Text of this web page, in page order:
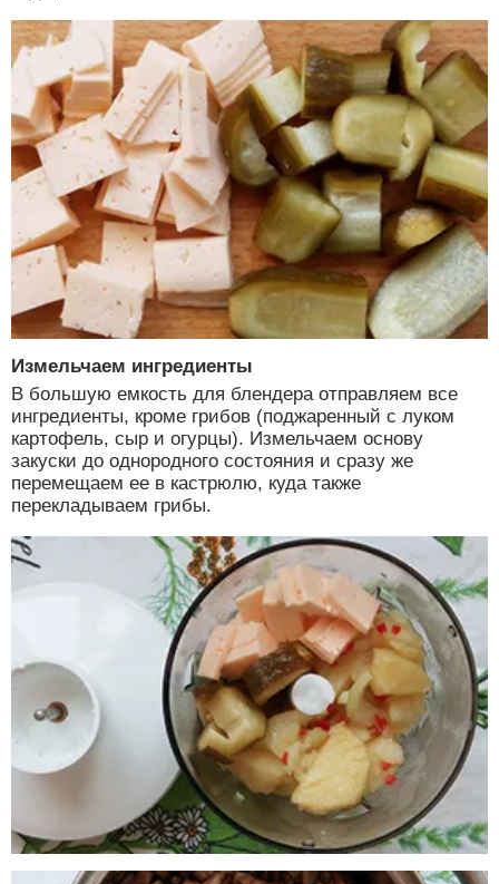
Измельчаем ингредиенты
В большую емкость для блендера отправляем все
ингредиенты, кроме грибов (поджаренный с луком
картофель, сыр и огурцы). Измельчаем основу
закуски до однородного состояния и сразу же
перемещаем ее в кастрюлю, куда также
перекладываем грибы.